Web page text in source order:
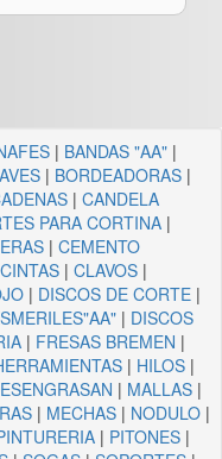
| BANDAS "AA"|
| BORDEADORAS |
| CANDELA
PARA CORTINA |
| CEMENTO
CINTAS| CLAVOS|
| DISCOS DE CORTE|
| DISCOS
| FRESAS BREMEN |
| HILOS|
| MALLAS|
| MECHAS| NODULO|
| PITONES|